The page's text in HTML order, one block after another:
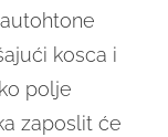
kosca i
polje
zaposlit će